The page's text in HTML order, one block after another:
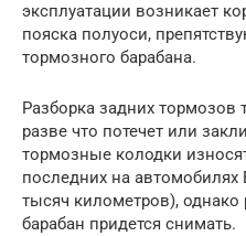
эксплуатации возникает
пояска полуоси,
тормозного барабана.
Разборка задних тормозов
разве что потечет или
тормозные колодки
последних на
тысяч километров),
барабан придется снимать.